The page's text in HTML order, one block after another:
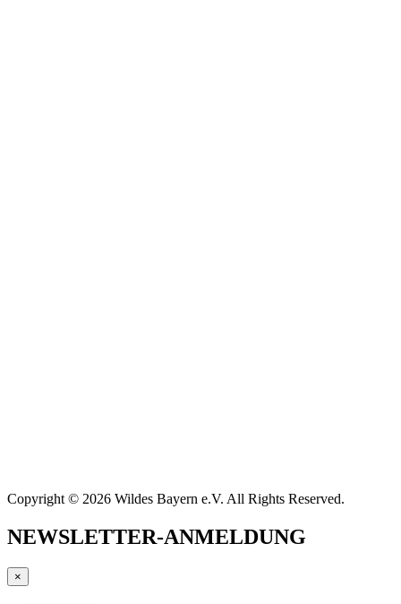
Copyright © 2026 Wildes Bayern e.V. All Rights Reserved.
NEWSLETTER-ANMELDUNG
×